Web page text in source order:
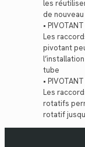
les
de
• PIVOTANT
Les
pivotant
tube
•
Les
rotatifs
rotatif